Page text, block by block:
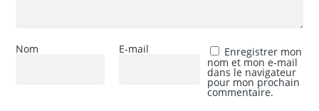
Nom E-mail Enregistrer mon
nom et mon e-mail
dans le navigateur
pour mon prochain
commentaire.